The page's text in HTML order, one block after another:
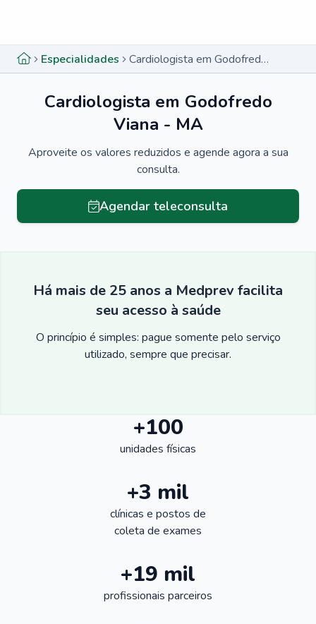
Especialidades Cardiologista em Godofredo Viana - MA
Cardiologista em Godofredo
Viana - MA
Aproveite os valores reduzidos e agende agora a sua
consulta.
Agendar teleconsulta
Há mais de 25 anos a Medprev facilita
seu acesso à saúde
O princípio é simples: pague somente pelo serviço
utilizado, sempre que precisar.
+100
unidades físicas
+3 mil
clínicas e postos de
coleta de exames
+19 mil
profissionais parceiros